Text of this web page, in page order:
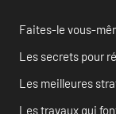
Faites-le vous-
Les secrets pour
Les meilleures
Les travaux qui